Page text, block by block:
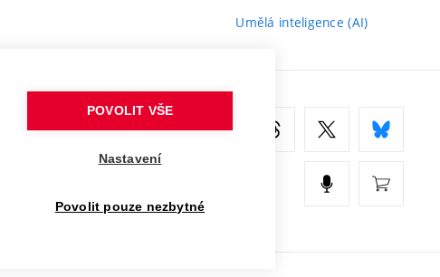
Umělá inteligence (AI)
POVOLIT VŠE
Nastavení
Povolit pouze nezbytné